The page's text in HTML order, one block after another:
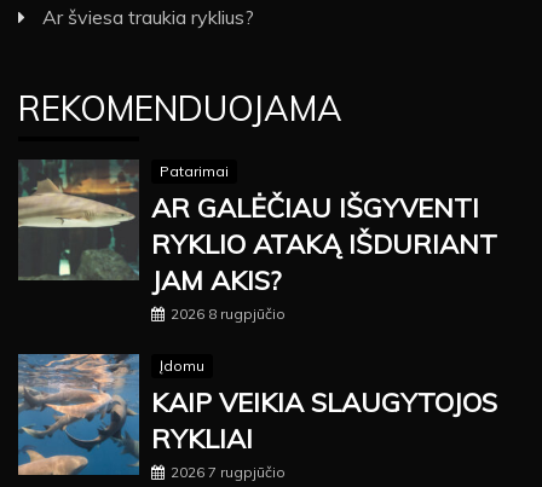
Ar šviesa traukia ryklius?
REKOMENDUOJAMA
Patarimai
AR GALĖČIAU IŠGYVENTI
RYKLIO ATAKĄ IŠDURIANT
JAM AKIS?
2026 8 rugpjūčio
Įdomu
KAIP VEIKIA SLAUGYTOJOS
RYKLIAI
2026 7 rugpjūčio